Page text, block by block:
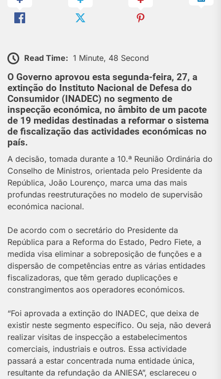
Read Time: 1 Minute, 48 Second
O Governo aprovou esta segunda-feira, 27, a
extinção do Instituto Nacional de Defesa do
Consumidor (INADEC) no segmento de
inspecção económica, no âmbito de um pacote
de 19 medidas destinadas a reformar o sistema
de fiscalização das actividades económicas no
país.
A decisão, tomada durante a 10.ª Reunião Ordinária do
Conselho de Ministros, orientada pelo Presidente da
República, João Lourenço, marca uma das mais
profundas reestruturações no modelo de supervisão
económica nacional.
De acordo com o secretário do Presidente da
República para a Reforma do Estado, Pedro Fiete, a
medida visa eliminar a sobreposição de funções e a
dispersão de competências entre as várias entidades
fiscalizadoras, que têm gerado duplicações e
constrangimentos aos operadores económicos.
“Foi aprovada a extinção do INADEC, que deixa de
existir neste segmento específico. Ou seja, não deverá
realizar visitas de inspecção a estabelecimentos
comerciais, industriais e outros. Essa actividade
passará a estar concentrada numa entidade única,
resultante da refundação da ANIESA”, esclareceu o